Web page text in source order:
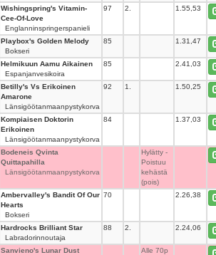
Wishingspring's Vitamin-
Cee-Of-Love
Englanninspringerspanieli
97 2. 1.55,53
Playbox's Golden Melody
Bokseri
85 1.31,47
Helmikuun Aamu Aikainen
Espanjanvesikoira
85 2.41,03
Betilly's Vs Erikoinen
Amarone
Länsigöötanmaanpystykorva
92 1. 1.50,25
Kompiaisen Doktorin
Erikoinen
Länsigöötanmaanpystykorva
84 1.37,03
Bodeneis Qvinta
Quittapahilla
Länsigöötanmaanpystykorva
Hylätty -
Poistuu
kehästä
(pois)
Ambervalley's Bandit Of Our
Hearts
Bokseri
70 2.26,38
Hardrocks Brilliant Star
Labradorinnoutaja
88 2. 2.24,06
Sanvieno's Lunar Dust
Alle 70p